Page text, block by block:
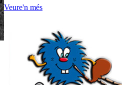
Veure'n més